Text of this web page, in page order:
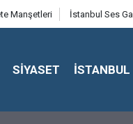
Manşetleri İstanbul Ses
SİYASET İSTANBUL